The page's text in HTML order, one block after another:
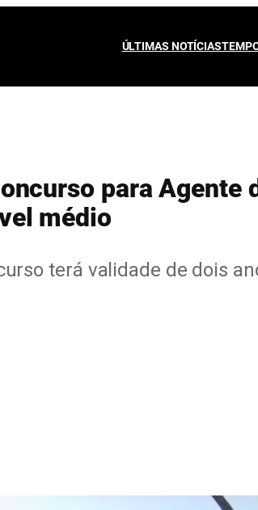
ÚLTIMAS NOTÍCIAS
para Agente
médio
terá validade de dois